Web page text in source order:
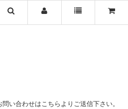
い合わせはこちらよりご送信下さい。